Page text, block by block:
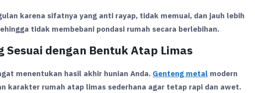
karena sifatnya yang anti rayap, tidak memuai, dan jauh lebih
tidak membebani pondasi rumah secara berlebihan.
Sesuai dengan Bentuk Atap Limas
menentukan hasil akhir hunian Anda. Genteng metal modern
karakter rumah atap limas sederhana agar tetap rapi dan awet.